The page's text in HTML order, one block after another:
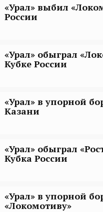
«Урал» выбил
России
«Урал» обыграл
Кубке России
«Урал» в упорной
Казани
«Урал» обыграл
Кубка России
«Урал» в упорной
«Локомотиву»